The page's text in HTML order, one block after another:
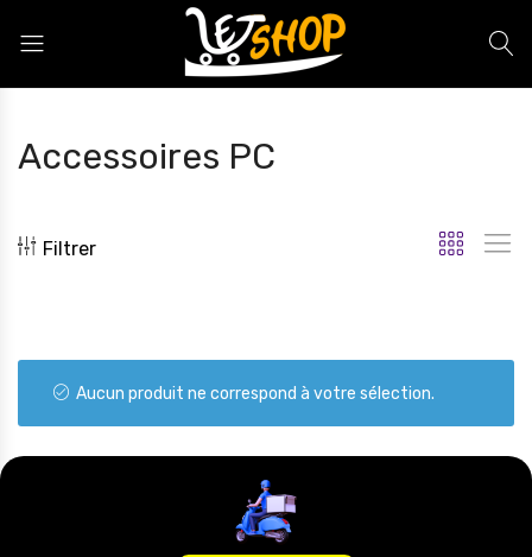
Accessoires PC
Filtrer
Aucun produit ne correspond à votre sélection.